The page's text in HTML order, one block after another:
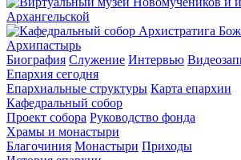
Архипастырь
Биография Служение Интервью
Епархия сегодня
Епархиальные структуры Карта епархии
Кафедральный собор
Проект собора Руководство фонда
Храмы и монастыри
Благочиния Монастыри Приходы